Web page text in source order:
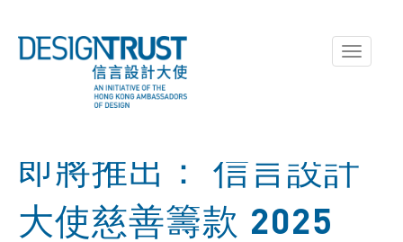
Toggle
即將推出： 信言設計
大使慈善籌款 2025